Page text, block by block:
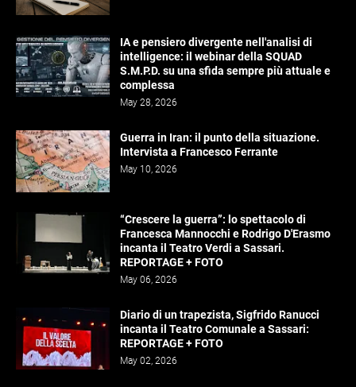
IA e pensiero divergente nell'analisi di
intelligence: il webinar della SQUAD
S.M.P.D. su una sfida sempre più attuale e
complessa
May 28, 2026
Guerra in Iran: il punto della situazione.
Intervista a Francesco Ferrante
May 10, 2026
“Crescere la guerra”: lo spettacolo di
Francesca Mannocchi e Rodrigo D'Erasmo
incanta il Teatro Verdi a Sassari.
REPORTAGE + FOTO
May 06, 2026
Diario di un trapezista, Sigfrido Ranucci
incanta il Teatro Comunale a Sassari:
REPORTAGE + FOTO
May 02, 2026